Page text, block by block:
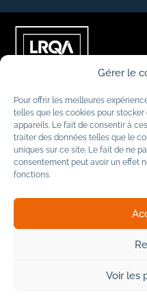
Gérer le
Pour offrir les meilleures
telles que les cookies pour
appareils. Le fait de consentir à
traiter des données telles que le
uniques sur ce site. Le fait de ne
consentement peut avoir un effet
fonctions.
Voir les
Mentions